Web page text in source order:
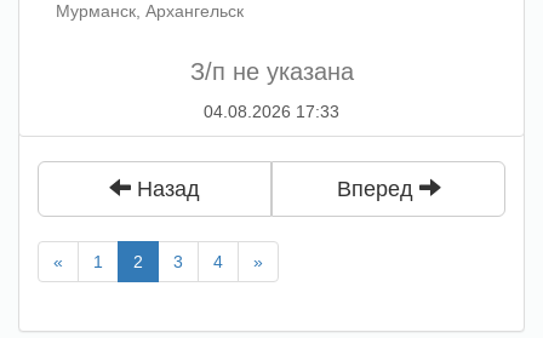
Мурманск, Архангельск
З/п не указана
04.08.2026 17:33
Назад Вперед
« 1 2 3 4 »